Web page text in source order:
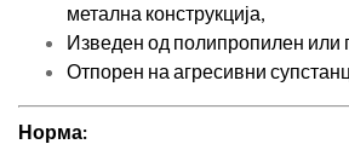
метална конструкција,
Изведен од полипропилен или
Отпорен на агресивни
Норма: